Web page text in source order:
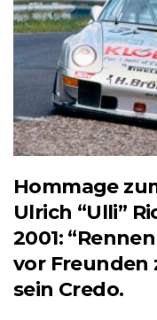
Hommage
Ulrich “Ulli”
2001:
vor Freunden
sein Credo.